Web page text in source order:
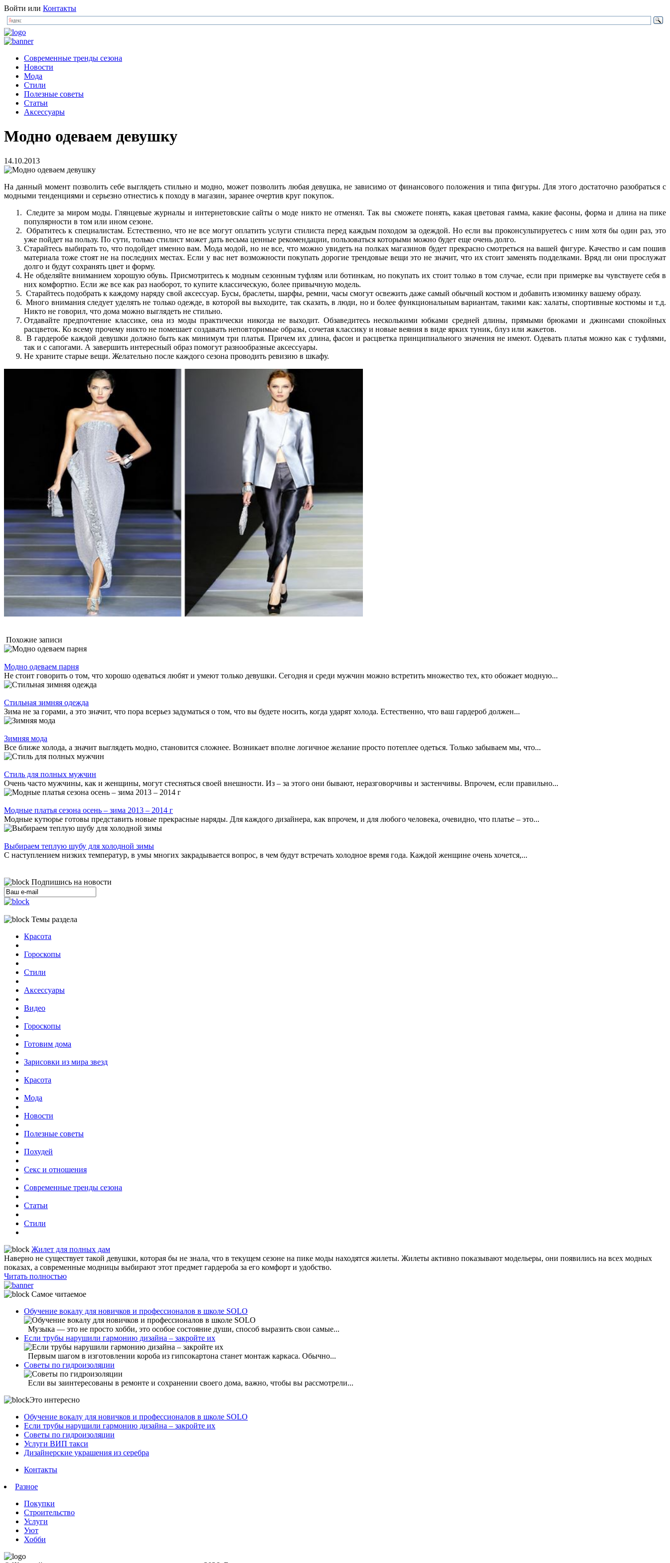
Войти или Контакты
Современные тренды сезона
Новости
Мода
Стили
Полезные советы
Статьи
Аксессуары
Модно одеваем девушку
14.10.2013
На данный момент позволить себе выглядеть стильно и модно, может позволить любая девушка, не зависимо от финансового положения и типа фигуры. Для этого достаточно разобраться с
модными тенденциями и серьезно отнестись к походу в магазин, заранее очертив круг покупок.
Следите за миром моды. Глянцевые журналы и интернетовские сайты о моде никто не отменял. Так вы сможете понять, какая цветовая гамма, какие фасоны, форма и длина на пике
популярности в том или ином сезоне.
Обратитесь к специалистам. Естественно, что не все могут оплатить услуги стилиста перед каждым походом за одеждой. Но если вы проконсультируетесь с ним хотя бы один раз, это
уже пойдет на пользу. По сути, только стилист может дать весьма ценные рекомендации, пользоваться которыми можно будет еще очень долго.
Старайтесь выбирать то, что подойдет именно вам. Мода модой, но не все, что можно увидеть на полках магазинов будет прекрасно смотреться на вашей фигуре. Качество и сам пошив
материала тоже стоят не на последних местах. Если у вас нет возможности покупать дорогие трендовые вещи это не значит, что их стоит заменять подделками. Вряд ли они прослужат
долго и будут сохранять цвет и форму.
Не обделяйте вниманием хорошую обувь. Присмотритесь к модным сезонным туфлям или ботинкам, но покупать их стоит только в том случае, если при примерке вы чувствуете себя в
них комфортно. Если же все как раз наоборот, то купите классическую, более привычную модель.
Старайтесь подобрать к каждому наряду свой аксессуар. Бусы, браслеты, шарфы, ремни, часы смогут освежить даже самый обычный костюм и добавить изюминку вашему образу.
Много внимания следует уделять не только одежде, в которой вы выходите, так сказать, в люди, но и более функциональным вариантам, такими как: халаты, спортивные костюмы и т.д.
Никто не говорил, что дома можно выглядеть не стильно.
Отдавайте предпочтение классике, она из моды практически никогда не выходит. Обзаведитесь несколькими юбками средней длины, прямыми брюками и джинсами спокойных
расцветок. Ко всему прочему никто не помешает создавать неповторимые образы, сочетая классику и новые веяния в виде ярких туник, блуз или жакетов.
В гардеробе каждой девушки должно быть как минимум три платья. Причем их длина, фасон и расцветка принципиального значения не имеют. Одевать платья можно как с туфлями,
так и с сапогами. А завершить интересный образ помогут разнообразные аксессуары.
Не храните старые вещи. Желательно после каждого сезона проводить ревизию в шкафу.
Похожие записи
Модно одеваем парня
Не стоит говорить о том, что хорошо одеваться любят и умеют только девушки. Сегодня и среди мужчин можно встретить множество тех, кто обожает модную...
Стильная зимняя одежда
Зима не за горами, а это значит, что пора всерьез задуматься о том, что вы будете носить, когда ударят холода. Естественно, что ваш гардероб должен...
Зимняя мода
Все ближе холода, а значит выглядеть модно, становится сложнее. Возникает вполне логичное желание просто потеплее одеться. Только забываем мы, что...
Стиль для полных мужчин
Очень часто мужчины, как и женщины, могут стесняться своей внешности. Из – за этого они бывают, неразговорчивы и застенчивы. Впрочем, если правильно...
Модные платья сезона осень – зима 2013 – 2014 г
Модные кутюрье готовы представить новые прекрасные наряды. Для каждого дизайнера, как впрочем, и для любого человека, очевидно, что платье – это...
Выбираем теплую шубу для холодной зимы
С наступлением низких температур, в умы многих закрадывается вопрос, в чем будут встречать холодное время года. Каждой женщине очень хочется,...
Подпишись на новости
Темы раздела
Красота
Гороскопы
Стили
Аксессуары
Видео
Гороскопы
Готовим дома
Зарисовки из мира звезд
Красота
Мода
Новости
Полезные советы
Похудей
Секс и отношения
Современные тренды сезона
Статьи
Стили
Жилет для полных дам
Наверно не существует такой девушки, которая бы не знала, что в текущем сезоне на пике моды находятся жилеты. Жилеты активно показывают модельеры, они появились на всех модных
показах, а современные модницы выбирают этот предмет гардероба за его комфорт и удобство.
Читать полностью
Самое читаемое
Обучение вокалу для новичков и профессионалов в школе SOLO
Музыка — это не просто хобби, это особое состояние души, способ выразить свои самые...
Если трубы нарушили гармонию дизайна – закройте их
Первым шагом в изготовлении короба из гипсокартона станет монтаж каркаса. Обычно...
Советы по гидроизоляции
Если вы заинтересованы в ремонте и сохранении своего дома, важно, чтобы вы рассмотрели...
Это интересно
Обучение вокалу для новичков и профессионалов в школе SOLO
Если трубы нарушили гармонию дизайна – закройте их
Советы по гидроизоляции
Услуги ВИП такси
Дизайнерские украшения из серебра
Контакты
Разное
Покупки
Строительство
Услуги
Уют
Хобби